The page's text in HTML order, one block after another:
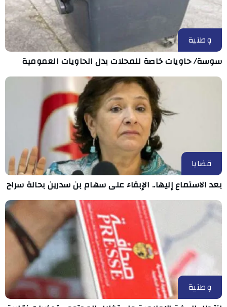
وطنية
سوسة/ حاويات خاصة للمحلات بدل الحاويات العمومية
قضايا
بعد الاستماع إليها.. الإبقاء على سهام بن سدرين بحالة سراح
وطنية